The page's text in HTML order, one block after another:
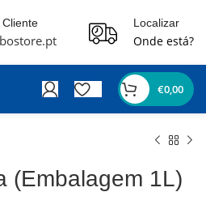
Localizar
Onde está?
€0,00
(Embalagem 1L)